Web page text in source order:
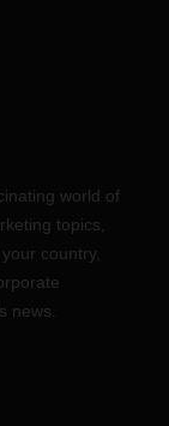
world of
topics,
country,
news.